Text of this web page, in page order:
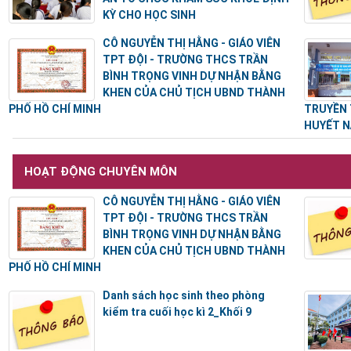
KỲ CHO HỌC SINH
CÔ NGUYỄN THỊ HẰNG - GIÁO VIÊN
TPT ĐỘI - TRƯỜNG THCS TRẦN
BÌNH TRỌNG VINH DỰ NHẬN BẰNG
KHEN CỦA CHỦ TỊCH UBND THÀNH
PHỐ HỒ CHÍ MINH
TRUYỀN
HUYẾT
HOẠT ĐỘNG CHUYÊN MÔN
CÔ NGUYỄN THỊ HẰNG - GIÁO VIÊN
TPT ĐỘI - TRƯỜNG THCS TRẦN
BÌNH TRỌNG VINH DỰ NHẬN BẰNG
KHEN CỦA CHỦ TỊCH UBND THÀNH
PHỐ HỒ CHÍ MINH
Danh sách học sinh theo phòng
kiểm tra cuối học kì 2_Khối 9